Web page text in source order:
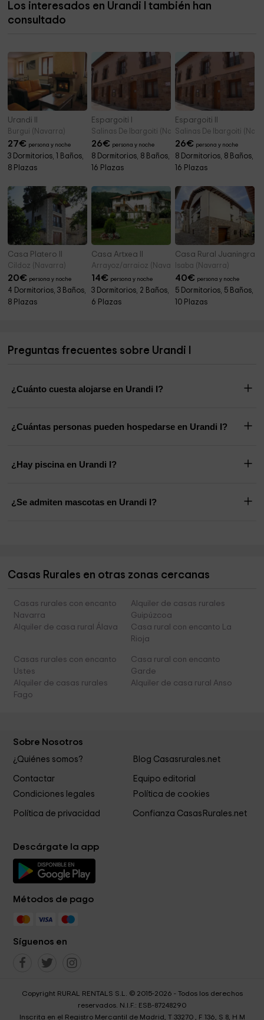
Iglesia de San Saturnino
Los interesados en Urandi I también han
consultado
Urandi II
Burgui (Navarra)
27€ persona y noche
3 Dormitorios, 1 Baños,
8 Plazas
Espargoiti I
Salinas De Ibargoiti (Navarra)
26€ persona y noche
8 Dormitorios, 8 Baños,
16 Plazas
Espargoiti II
Salinas De Ibargoiti
26€ persona y noche
8 Dormitorios, 8 Baños,
16 Plazas
Casa Platero II
Cildoz (Navarra)
20€ persona y noche
4 Dormitorios, 3 Baños,
8 Plazas
Casa Artxea II
Arrayoz/arraioz (Navarra)
14€ persona y noche
3 Dormitorios, 2 Baños,
6 Plazas
Casa Rural Juaningratxi
Isaba (Navarra)
40€ persona y noche
5 Dormitorios, 5 Baños,
10 Plazas
Preguntas frecuentes sobre Urandi I
¿Cuánto cuesta alojarse en Urandi I?
¿Cuántas personas pueden hospedarse en Urandi I?
¿Hay piscina en Urandi I?
¿Se admiten mascotas en Urandi I?
Casas Rurales en otras zonas cercanas
Casas rurales con encanto
Navarra
Alquiler de casas rurales
Guipúzcoa
Alquiler de casa rural Álava
Casa rural con encanto La
Rioja
Casas rurales con encanto
Ustes
Casa rural con encanto
Garde
Alquiler de casas rurales
Fago
Alquiler de casa rural Anso
Sobre Nosotros
¿Quiénes somos? Blog Casasrurales.net
Contactar
Equipo editorial
Condiciones legales
Política de cookies
Política de privacidad Confianza CasasRurales.net
Descárgate la app
Métodos de pago
Síguenos en
Copyright RURAL RENTALS S.L. © 2015-2026 - Todos los derechos
reservados. N.I.F.: ESB-87248290
Inscrita en el Registro Mercantil de Madrid, T 33270 , F 136, S 8, H M